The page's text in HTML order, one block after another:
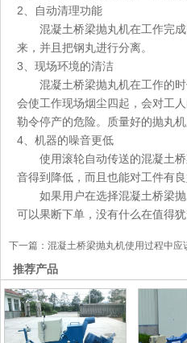
2、自动清理功能
混凝土桥梁抛丸机在工作完成
来，并且把钢丸进行分离。
3、现场环境的清洁
混凝土桥梁抛丸机在工作的时
会使工作现场烟尘四起，会对工
勒令停产的危险。质量好的抛丸机
4、机器的噪音更低
使用滚轮自动传送的混凝土桥
音得到降低，而且也能对工件有良
如果用户在选择混凝土桥梁抛
可以果断下单，没有什么在值得犹豫
下一篇： 混凝土桥梁抛丸机使用过程中应
推荐产品